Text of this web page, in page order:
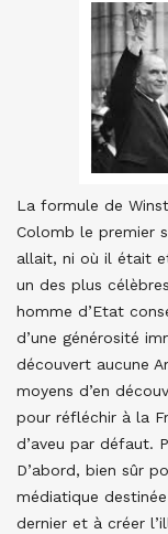
La formule de
Colomb le premier
allait, ni où il était
un des plus
homme d’Etat
d’une générosité
découvert aucune
moyens d’en
pour réfléchir à la
d’aveu par défaut.
D’abord, bien sûr
médiatique
dernier et à créer